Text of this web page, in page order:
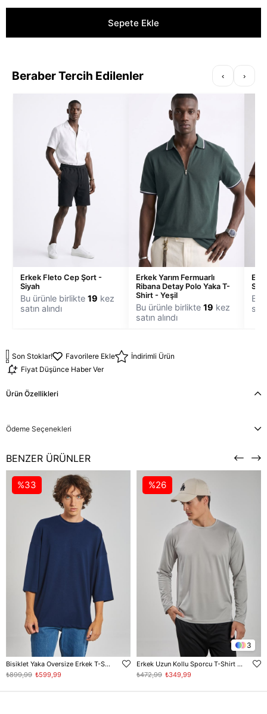
Beraber Tercih Edilenler ‹ ›
Erkek Fleto Cep Şort -
Siyah
Bu ürünle birlikte 19 kez
satın alındı
Erkek Yarım Fermuarlı
Ribana Detay Polo Yaka T-
Shirt - Yeşil
Bu ürünle birlikte 19 kez
satın alındı
Bu
Son Stoklar! Favorilere Ekle
İndirimli Ürün
Fiyat Düşünce Haber Ver
Ürün Özellikleri
Ödeme Seçenekleri
BENZER ÜRÜNLER
Bisiklet Yaka Oversize Erkek T-Shirt - Lacivert
₺599,99
₺899,99
%33
3
Erkek Uzun Kollu Sporcu T-Shirt - Gri
₺349,99
₺472,99
%26